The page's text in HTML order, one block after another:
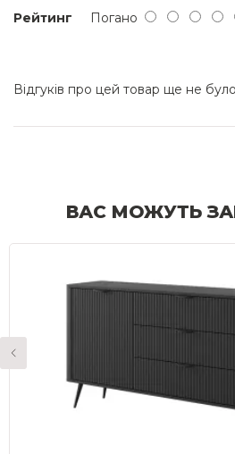
Рейтинг Погано
Відгуків про цей товар ще не
ВАС МОЖУТЬ